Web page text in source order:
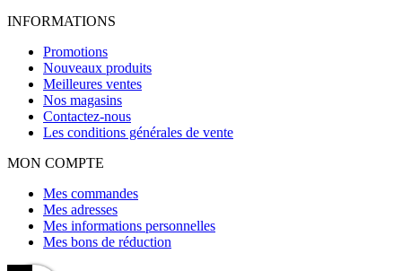
INFORMATIONS
Promotions
Nouveaux produits
Meilleures ventes
Nos magasins
Contactez-nous
Les conditions générales de vente
MON COMPTE
Mes commandes
Mes adresses
Mes informations personnelles
Mes bons de réduction